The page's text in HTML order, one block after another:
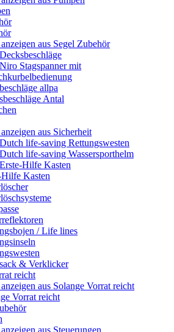
aus Segel Zubehör
Stagspanner mit
allpa
Antal
aus Sicherheit
life-saving Rettungswesten
life-saving Wassersporthelm
Hilfe Kasten
Hilfe Kasten
/ Life lines
& Verklicker
reicht
aus Solange Vorrat reicht
Vorrat reicht
aus Steuerungen